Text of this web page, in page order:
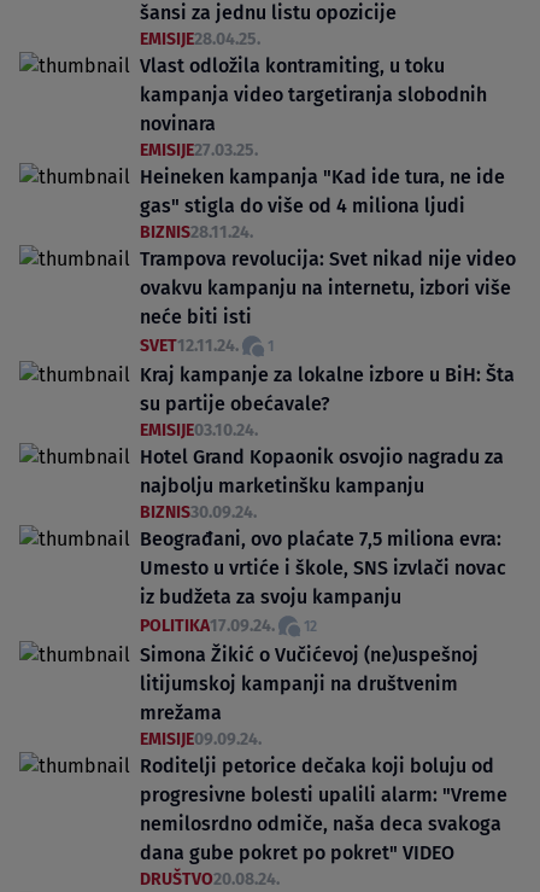
šansi za jednu listu opozicije
EMISIJE28.04.25.
Vlast odložila kontramiting, u toku
kampanja video targetiranja slobodnih
novinara
EMISIJE27.03.25.
Heineken kampanja "Kad ide tura, ne ide
gas" stigla do više od 4 miliona ljudi
BIZNIS28.11.24.
Trampova revolucija: Svet nikad nije video
ovakvu kampanju na internetu, izbori više
neće biti isti
SVET12.11.24. 1
Kraj kampanje za lokalne izbore u BiH: Šta
su partije obećavale?
EMISIJE03.10.24.
Hotel Grand Kopaonik osvojio nagradu za
najbolju marketinšku kampanju
BIZNIS30.09.24.
Beograđani, ovo plaćate 7,5 miliona evra:
Umesto u vrtiće i škole, SNS izvlači novac
iz budžeta za svoju kampanju
POLITIKA17.09.24. 12
Simona Žikić o Vučićevoj (ne)uspešnoj
litijumskoj kampanji na društvenim
mrežama
EMISIJE09.09.24.
Roditelji petorice dečaka koji boluju od
progresivne bolesti upalili alarm: "Vreme
nemilosrdno odmiče, naša deca svakoga
dana gube pokret po pokret" VIDEO
DRUŠTVO20.08.24.